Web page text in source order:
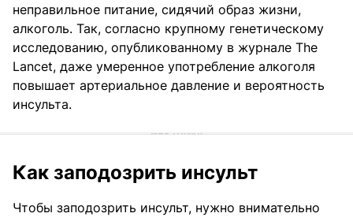
неправильное питание, сидячий образ жизни,
алкоголь. Так, согласно крупному генетическому
исследованию, опубликованному в журнале The
Lancet, даже умеренное употребление алкоголя
повышает артериальное давление и вероятность
инсульта.
Как заподозрить инсульт
Чтобы заподозрить инсульт, нужно внимательно